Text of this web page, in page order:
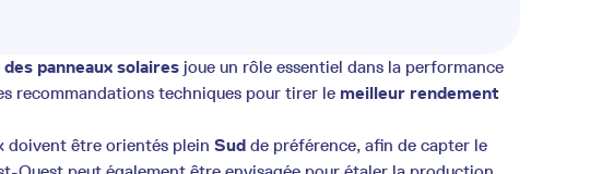
panneaux solaires joue un rôle essentiel dans la performance
recommandations techniques pour tirer le meilleur rendement
doivent être orientés plein Sud de préférence, afin de capter le